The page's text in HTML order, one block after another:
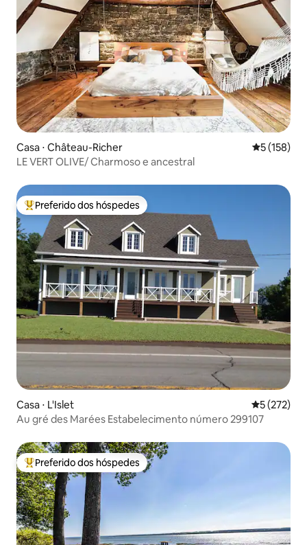
Casa ⋅ Château-Richer 5 de uma
5 (158)
LE VERT OLIVE/ Charmoso e ancestral
Entre os melhores preferidos dos hóspedes
Preferido dos hóspedes
Casa ⋅ L'Islet 5 de uma
5 (272)
Au gré des Marées Estabelecimento número 299107
Entre os melhores preferidos dos hóspedes
Preferido dos hóspedes